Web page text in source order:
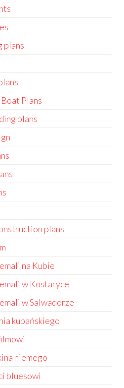
plans
Plans
plans
plans
na Kubie
w Kostaryce
w Salwadorze
kubańskiego
niemego
bluesowi